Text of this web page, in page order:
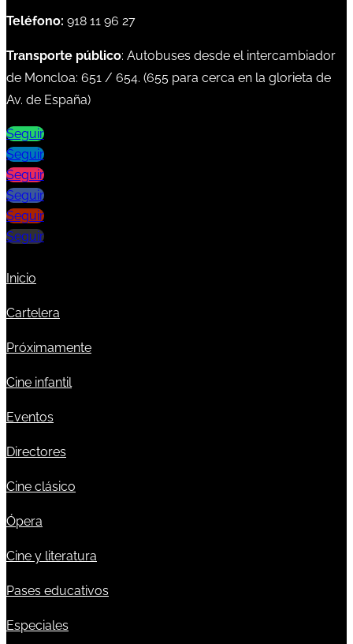
Teléfono: 918 11 96 27
Transporte público: Autobuses desde el intercambiador
de Moncloa: 651 / 654. (655 para cerca en la glorieta de
Av. de España)
Seguir
Seguir
Seguir
Seguir
Seguir
Seguir
Inicio
Cartelera
Próximamente
Cine infantil
Eventos
Directores
Cine clásico
Ópera
Cine y literatura
Pases educativos
Especiales